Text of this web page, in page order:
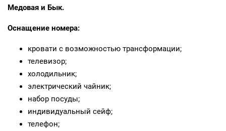
Медовая и Бык.
Оснащение номера:
кровати с возможностью трансформации;
телевизор;
холодильник;
электрический чайник;
набор посуды;
индивидуальный сейф;
телефон;